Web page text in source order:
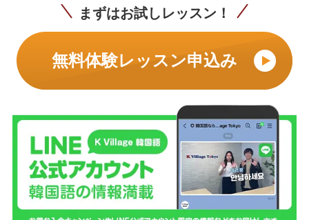
まずはお試しレッスン！
無料体験レッスン申込み